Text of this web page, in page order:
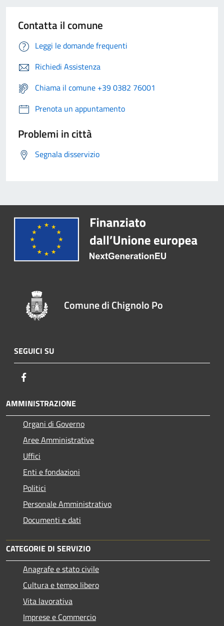
Contatta il comune
Leggi le domande frequenti
Richiedi Assistenza
Chiama il comune +39 0382 76001
Prenota un appuntamento
Problemi in città
Segnala disservizio
Comune di Chignolo Po
SEGUICI SU
AMMINISTRAZIONE
Organi di Governo
Aree Amministrative
Uffici
Enti e fondazioni
Politici
Personale Amministrativo
Documenti e dati
CATEGORIE DI SERVIZIO
Anagrafe e stato civile
Cultura e tempo libero
Vita lavorativa
Imprese e Commercio